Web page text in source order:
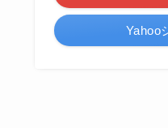
Yahoo